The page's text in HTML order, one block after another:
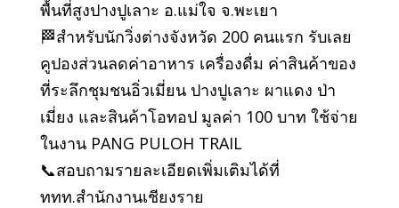
พื้นที่สูงปางปูเลาะ อ.แม่ใจ จ.พะเยา
🏁สำหรับนักวิ่งต่างจังหวัด 200 คนแรก รับเลย
คูปองส่วนลดค่าอาหาร เครื่องดื่ม ค่าสินค้าของ
ที่ระลึกชุมชนอิ่วเมี่ยน ปางปูเลาะ ผาแดง ป่า
เมี่ยง และสินค้าโอทอป มูลค่า 100 บาท ใช้จ่าย
ในงาน PANG PULOH TRAIL
📞สอบถามรายละเอียดเพิ่มเติมได้ที่
ททท.สำนักงานเชียงราย